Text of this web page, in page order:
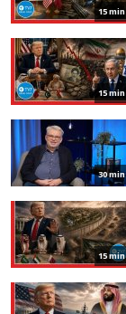
15 min
15 min
30 min
15 min